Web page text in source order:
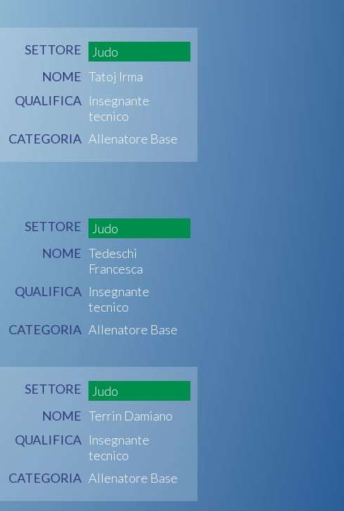
SETTORE
Judo
NOME Tatoj Irma
QUALIFICA Insegnante
tecnico
CATEGORIA Allenatore Base
SETTORE
Judo
NOME Tedeschi
Francesca
QUALIFICA Insegnante
tecnico
CATEGORIA Allenatore Base
SETTORE
Judo
NOME Terrin Damiano
QUALIFICA Insegnante
tecnico
CATEGORIA Allenatore Base